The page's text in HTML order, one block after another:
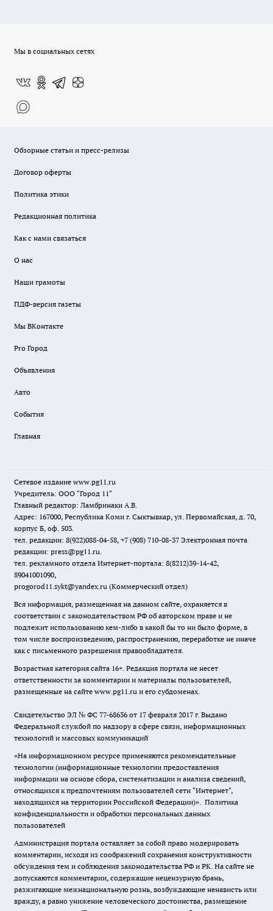
Мы в социальных сетях
Обзорные статьи и пресс-релизы
Договор оферты
Политика этики
Редакционная политика
Как с нами связаться
О нас
Наши грамоты
ПДФ-версия газеты
Мы ВКонтакте
Pro Город
Объявления
Авто
События
Главная
Сетевое издание www.pg11.ru
Учредитель: ООО "Город 11"
Главный редактор: Ламбринаки А.В.
Адрес: 167000, Республика Коми г. Сыктывкар, ул. Первомайская, д. 70,
корпус Б, оф. 503.
тел. редакции: 8(922)088-04-58, +7 (908) 710-08-37 Электронная почта
редакции: press@pg11.ru.
тел. рекламного отдела Интернет-портала: 8(8212)39-14-42,
89041001090,
progorod11.sykt@yandex.ru (Коммерческий отдел)
Вся информация, размещенная на данном сайте, охраняется в
соответствии с законодательством РФ об авторском праве и не
подлежит использованию кем-либо в какой бы то ни было форме, в
том числе воспроизведению, распространению, переработке не иначе
как с письменного разрешения правообладателя.
Возрастная категория сайта 16+. Редакция портала не несет
ответственности за комментарии и материалы пользователей,
размещенные на сайте www.pg11.ru и его субдоменах.
Свидетельство ЭЛ № ФС 77-68636 от 17 февраля 2017 г. Выдано
Федеральной службой по надзору в сфере связи, информационных
технологий и массовых коммуникаций
«На информационном ресурсе применяются рекомендательные
технологии (информационные технологии предоставления
информации на основе сбора, систематизации и анализа сведений,
относящихся к предпочтениям пользователей сети "Интернет",
находящихся на территории Российской Федерации)». Политика
конфиденциальности и обработки персональных данных
пользователей
Администрация портала оставляет за собой право модерировать
комментарии, исходя из соображений сохранения конструктивности
обсуждения тем и соблюдения законодательства РФ и РК. На сайте не
допускаются комментарии, содержащие нецензурную брань,
разжигающие межнациональную рознь, возбуждающие ненависть или
вражду, а равно унижение человеческого достоинства, размещение